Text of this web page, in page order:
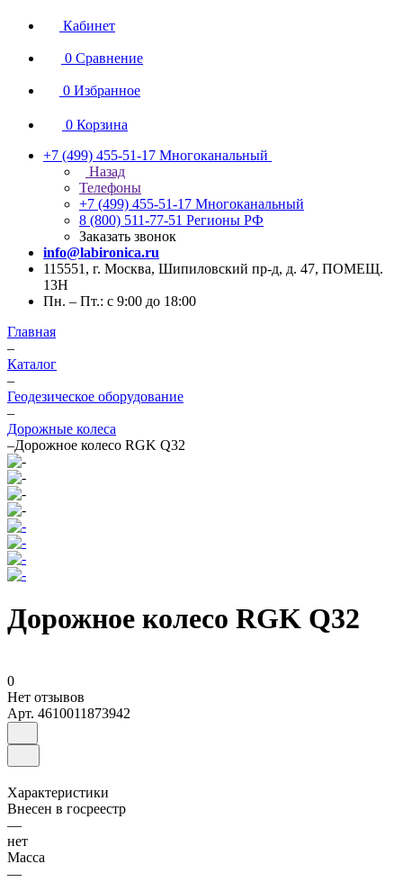
Кабинет
0 Сравнение
0 Избранное
0 Корзина
+7 (499) 455-51-17 Многоканальный
Назад
Телефоны
+7 (499) 455-51-17 Многоканальный
8 (800) 511-77-51 Регионы РФ
Заказать звонок
info@labironica.ru
115551, г. Москва, Шипиловский пр-д, д. 47, ПОМЕЩ.
13Н
Пн. – Пт.: с 9:00 до 18:00
Главная
–
Каталог
–
Геодезическое оборудование
–
Дорожные колеса
–Дорожное колесо RGK Q32
Дорожное колесо RGK Q32
0
Нет отзывов
Арт. 4610011873942
Характеристики
Внесен в госреестр
—
нет
Масса
—